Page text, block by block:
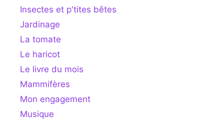
Insectes et p'tites bêtes
Jardinage
La tomate
Le haricot
Le livre du mois
Mammifères
Mon engagement
Musique